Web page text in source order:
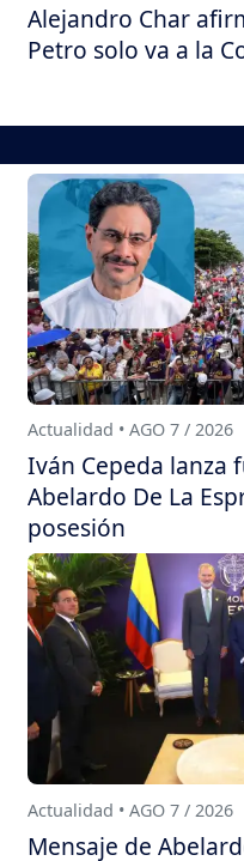
Alejandro Char
Petro solo va a la
Actualidad • AGO 7 / 2026
Iván Cepeda lanza
Abelardo De La
posesión
Actualidad • AGO 7 / 2026
Mensaje de